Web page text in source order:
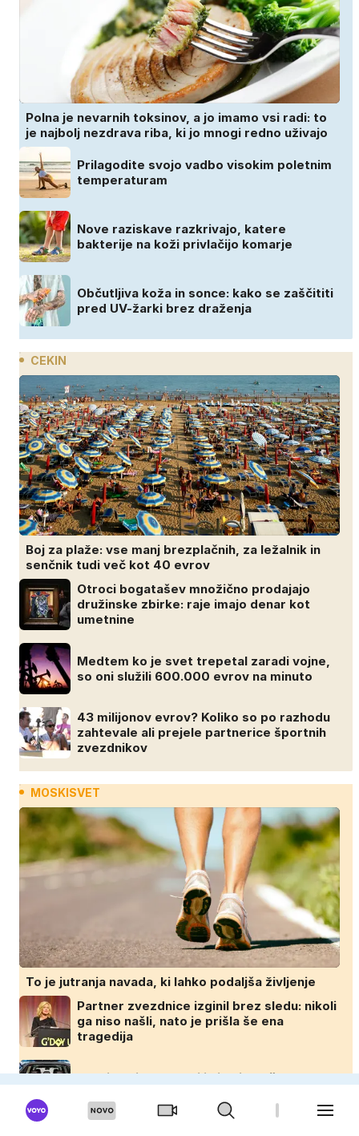
Polna je nevarnih toksinov, a jo imamo vsi radi: to
je najbolj nezdrava riba, ki jo mnogi redno uživajo
Prilagodite svojo vadbo visokim poletnim
temperaturam
Nove raziskave razkrivajo, katere
bakterije na koži privlačijo komarje
Občutljiva koža in sonce: kako se zaščititi
pred UV-žarki brez draženja
CEKIN
Boj za plaže: vse manj brezplačnih, za ležalnik in
senčnik tudi več kot 40 evrov
Otroci bogatašev množično prodajajo
družinske zbirke: raje imajo denar kot
umetnine
Medtem ko je svet trepetal zaradi vojne,
so oni služili 600.000 evrov na minuto
43 milijonov evrov? Koliko so po razhodu
zahtevale ali prejele partnerice športnih
zvezdnikov
MOSKISVET
To je jutranja navada, ki lahko podaljša življenje
Partner zvezdnice izginil brez sledu: nikoli
ga niso našli, nato je prišla še ena
tragedija
Zakaj novi avtomobili nimajo več rezervne